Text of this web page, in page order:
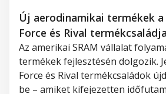
Új aerodinamikai termékek a
Force és Rival
Az amerikai SRAM vállalat
termékek fejlesztésén dolgozik.
Force és Rival termékcsaládok
be – amiket kifejezetten